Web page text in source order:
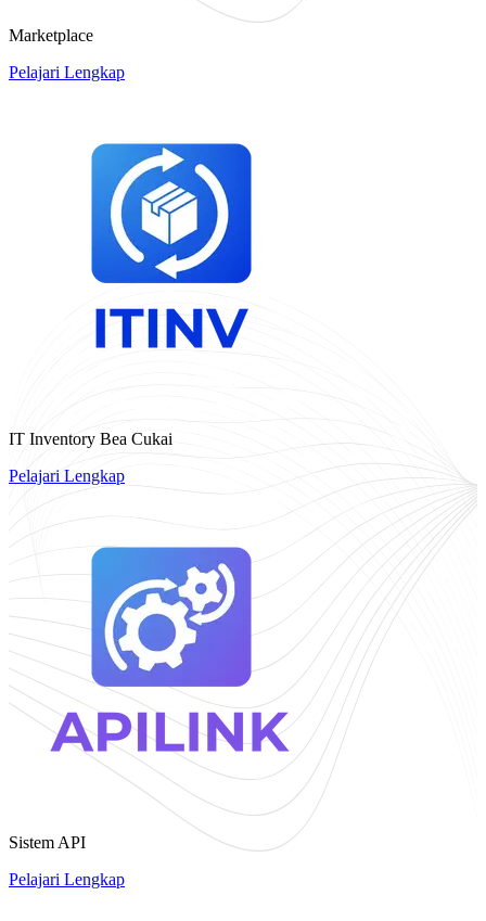
Marketplace
Pelajari Lengkap
IT Inventory Bea Cukai
Pelajari Lengkap
Sistem API
Pelajari Lengkap